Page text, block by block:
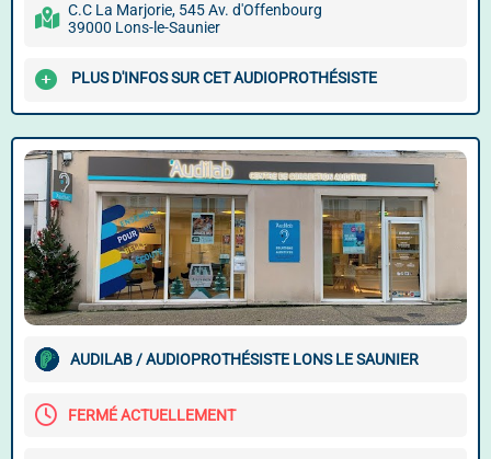
C.C La Marjorie, 545 Av. d'Offenbourg
39000 Lons-le-Saunier
PLUS D'INFOS SUR CET AUDIOPROTHÉSISTE
AUDILAB / AUDIOPROTHÉSISTE LONS LE SAUNIER
FERMÉ ACTUELLEMENT